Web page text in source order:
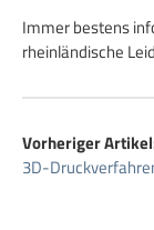
Immer bestens
rheinländische
Vorheriger
3D-